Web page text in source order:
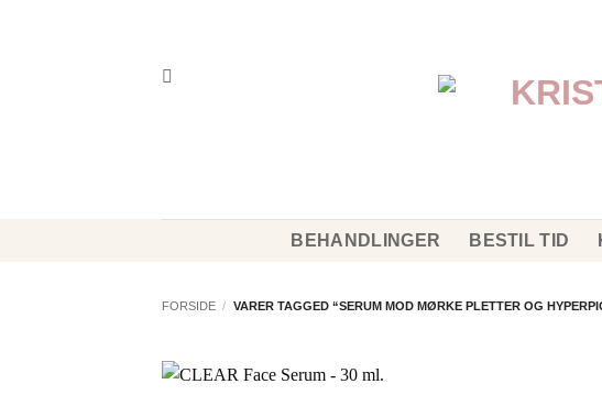
BEHANDLINGER BESTIL TID
FORSIDE / VARER TAGGED “SERUM MOD MØRKE PLETTER OG